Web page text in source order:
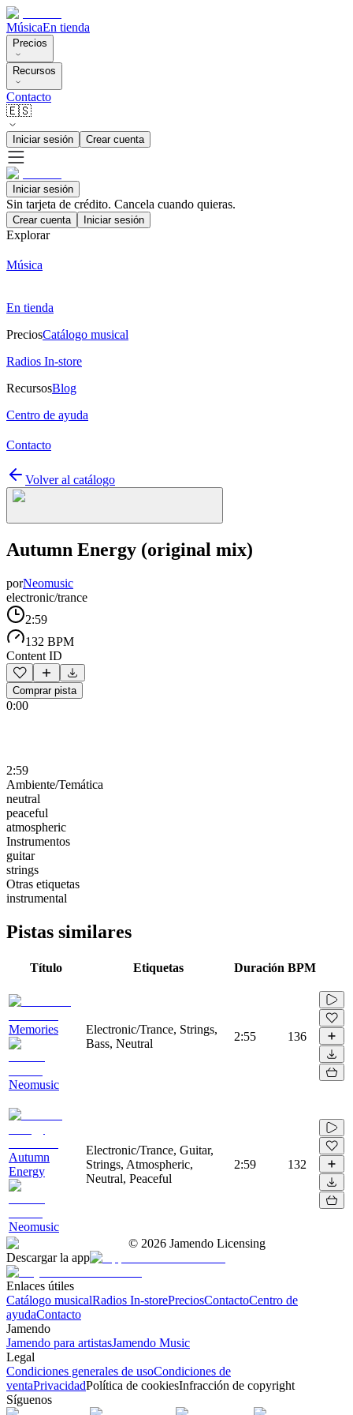
MúsicaEn tienda
Precios
Recursos
Contacto
🇪🇸
Iniciar sesión Crear cuenta
Iniciar sesión
Sin tarjeta de crédito. Cancela cuando quieras.
Crear cuenta Iniciar sesión
Explorar
Música
En tienda
PreciosCatálogo musical
Radios In-store
RecursosBlog
Centro de ayuda
Contacto
Volver al catálogo
Autumn Energy (original mix)
porNeomusic
electronic/trance
2:59
132 BPM
Content ID
Comprar pista
0:00
2:59
Ambiente/Temática
neutral
peaceful
atmospheric
Instrumentos
guitar
strings
Otras etiquetas
instrumental
Pistas similares
Título Etiquetas Duración BPM
Memories
Neomusic
Electronic/Trance, Strings,
Bass, Neutral
2:55 136
Autumn
Energy
Neomusic
Electronic/Trance, Guitar,
Strings, Atmospheric,
Neutral, Peaceful
2:59 132
© 2026 Jamendo Licensing
Descargar la app
Enlaces útiles
Catálogo musicalRadios In-storePreciosContactoCentro de
ayudaContacto
Jamendo
Jamendo para artistasJamendo Music
Legal
Condiciones generales de usoCondiciones de
ventaPrivacidadPolítica de cookiesInfracción de copyright
Síguenos